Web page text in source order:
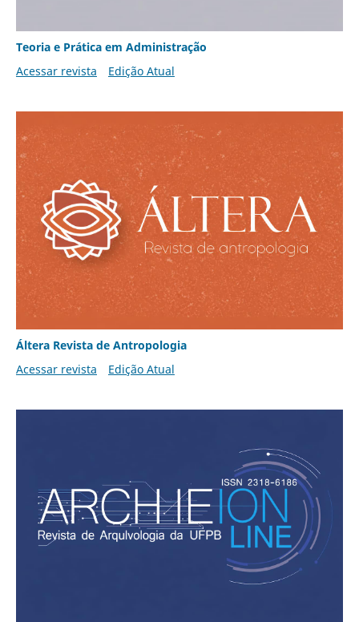
Teoria e Prática em Administração
Acessar revista
Edição Atual
Áltera Revista de Antropologia
Acessar revista
Edição Atual